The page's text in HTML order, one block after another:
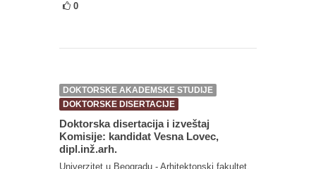
0
DOKTORSKE AKADEMSKE STUDIJE
DOKTORSKE DISERTACIJE
Doktorska disertacija i izveštaj
Komisije: kandidat Vesna Lovec,
dipl.inž.arh.
Univerzitet u Beogradu - Arhitektonski fakultet,